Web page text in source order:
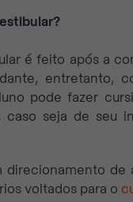
é feito após a
entretanto,
pode fazer
seja de seu
direcionamento
voltados para o